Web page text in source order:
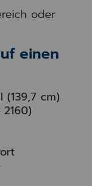
oder
einen
(139,7 cm)